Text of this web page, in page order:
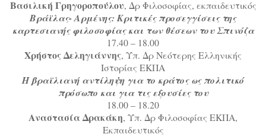
Βασιλική Γρηγοροπούλου, Δρ Φιλοσοφίας, εκπαιδευτικός
Βράϊλας- Αρμένης: Κριτικές προσεγγίσεις της
καρτεσιανής φιλοσοφίας και των θέσεων του Σπινόζα
17.40 – 18.00
Χρήστος Δεληγιάννης, Υπ. Δρ Νεότερης Ελληνικής
Ιστορίας ΕΚΠΑ
Η βραϊλιανή αντίληψη για το κράτος ως πολιτικό
πρόσωπο και για τις εξουσίες του
18.00 – 18.20
Αναστασία Δρακάκη, Υπ. Δρ Φιλοσοφίας ΕΚΠΑ,
Εκπαιδευτικός